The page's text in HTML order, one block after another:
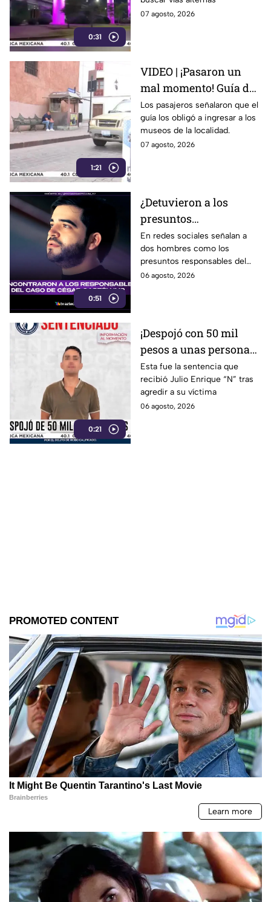
0:31
Pablo II en León
07 agosto, 2026
1:21
VIDEO | ¡Pasaron un
mal momento! Guía de
turistas causa
indignación en
Guanajuato Capital
Los pasajeros señalaron que el
guía los obligó a ingresar a los
museos de la localidad.
07 agosto, 2026
0:51
¿Detuvieron a los
presuntos
responsables del caso
de César Gastélum?
Esto sabemos
En redes sociales señalan a
dos hombres como los
presuntos responsables del
hecho.
06 agosto, 2026
0:21
¡Despojó con 50 mil
pesos a unas personas
en Irapuato! Así fue
detenido el presunto
responsable
Esta fue la sentencia que
recibió Julio Enrique “N” tras
agredir a su víctima
06 agosto, 2026